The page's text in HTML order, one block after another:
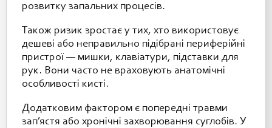
розвитку запальних процесів.
Також ризик зростає у тих, хто використовує
дешеві або неправильно підібрані периферійні
пристрої — мишки, клавіатури, підставки для
рук. Вони часто не враховують анатомічні
особливості кисті.
Додатковим фактором є попередні травми
зап’ястя або хронічні захворювання суглобів. У